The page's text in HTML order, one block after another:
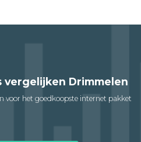
Drimmelen
voor het goedkoopste internet pakket